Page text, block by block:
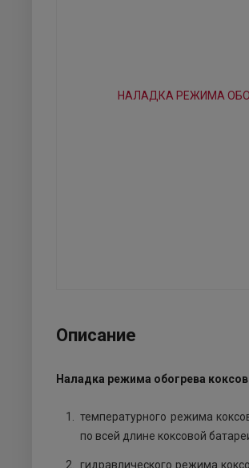
Описание
Наладка режима обогрева
температурного режима
по всей длине коксовой
гидравлического режима